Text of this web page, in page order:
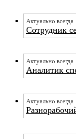
Актуально всегда
Сотрудник
Актуально всегда
Аналитик
Актуально всегда